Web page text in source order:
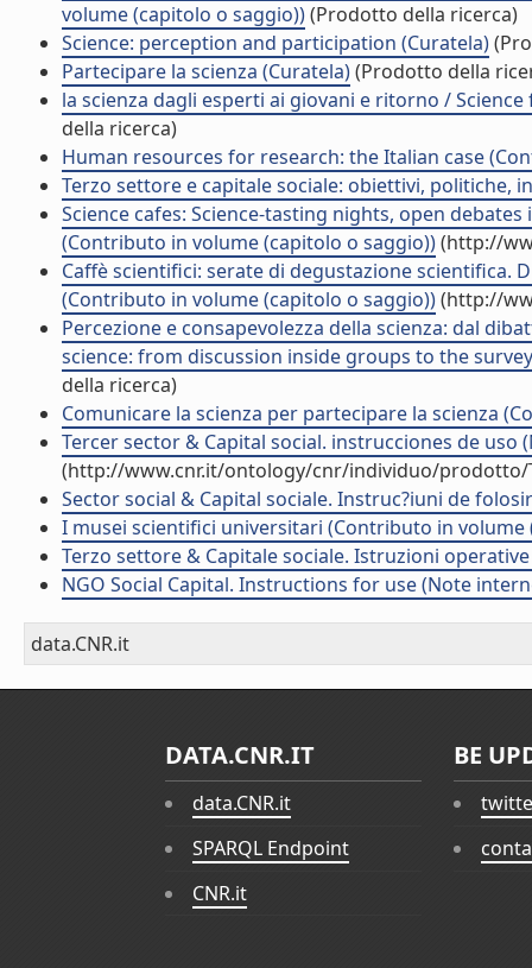
volume (capitolo o saggio))(Prodotto della ricerca)
Science: perception and participation (Curatela)
Partecipare la scienza (Curatela)(Prodotto della
la scienza dagli esperti ai giovani e ritorno /
della ricerca)
Human resources for research: the Italian case
Terzo settore e capitale sociale: obiettivi, politiche,
Science cafes: Science-tasting nights, open
(Contributo in volume (capitolo o saggio))(http://
Caffè scientifici: serate di degustazione
(Contributo in volume (capitolo o saggio))(http://
Percezione e consapevolezza della scienza: dal
science: from discussion inside groups to the
della ricerca)
Comunicare la scienza per partecipare la scienza
Tercer sector & Capital social. instrucciones de uso
(http://www.cnr.it/ontology/cnr/individuo/prodotto/
Sector social & Capital sociale. Instruc?iuni de
I musei scientifici universitari (Contributo in volume
Terzo settore & Capitale sociale. Istruzioni
NGO Social Capital. Instructions for use (Note
data.CNR.it
DATA.CNR.IT
data.CNR.it
SPARQL Endpoint
CNR.it
BE